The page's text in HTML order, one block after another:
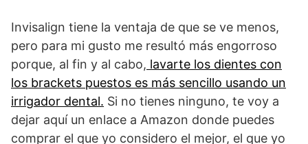
Invisalign tiene la ventaja de que se ve menos,
pero para mi gusto me resultó más engorroso
porque, al fin y al cabo, lavarte los dientes con
los brackets puestos es más sencillo usando un
irrigador dental. Si no tienes ninguno, te voy a
dejar aquí un enlace a Amazon donde puedes
comprar el que yo considero el mejor, el que yo